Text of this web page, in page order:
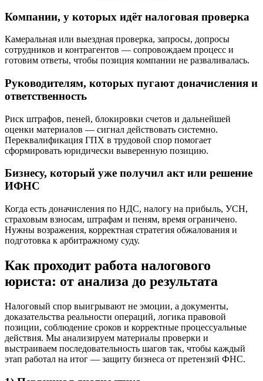
Компании, у которых идёт налоговая проверка
Камеральная или выездная проверка, запросы, допросы
сотрудников и контрагентов — сопровождаем процесс и
готовим ответы, чтобы позиция компании не разваливалась.
Руководителям, которых пугают доначисления и
ответственность
Риск штрафов, пеней, блокировки счетов и дальнейшей
оценки материалов — сигнал действовать системно.
Переквалификация ГПХ в трудовой спор помогает
сформировать юридически выверенную позицию.
Бизнесу, который уже получил акт или решение
ИФНС
Когда есть доначисления по НДС, налогу на прибыль, УСН,
страховым взносам, штрафам и пеням, время ограничено.
Нужны возражения, корректная стратегия обжалования и
подготовка к арбитражному суду.
Как проходит работа налогового
юриста: от анализа до результата
Налоговый спор выигрывают не эмоции, а документы,
доказательства реальности операций, логика правовой
позиции, соблюдение сроков и корректные процессуальные
действия. Мы анализируем материалы проверки и
выстраиваем последовательность шагов так, чтобы каждый
этап работал на итог — защиту бизнеса от претензий ФНС.